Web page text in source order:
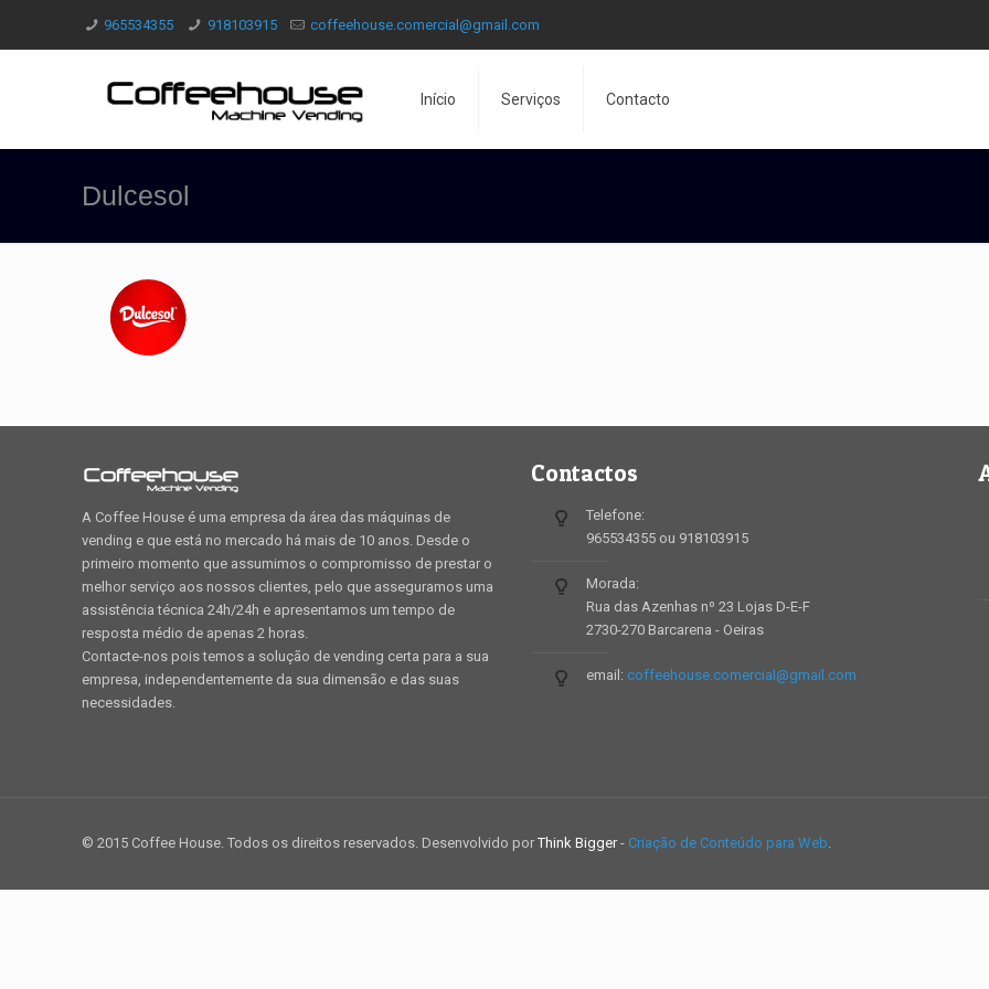
965534355 918103915 coffeehouse.comercial@gmail.com
Início Serviços Contacto
Dulcesol
A Coffee House é uma empresa da área das máquinas de
vending e que está no mercado há mais de 10 anos. Desde o
primeiro momento que assumimos o compromisso de prestar o
melhor serviço aos nossos clientes, pelo que asseguramos uma
assistência técnica 24h/24h e apresentamos um tempo de
resposta médio de apenas 2 horas.
Contacte-nos pois temos a solução de vending certa para a sua
empresa, independentemente da sua dimensão e das suas
necessidades.
Contactos
Telefone:
965534355 ou 918103915
Morada:
Rua das Azenhas nº 23 Lojas D-E-F
2730-270 Barcarena - Oeiras
email: coffeehouse.comercial@gmail.com
© 2015 Coffee House. Todos os direitos reservados. Desenvolvido porThink Bigger- Criação de Conteúdo para Web.